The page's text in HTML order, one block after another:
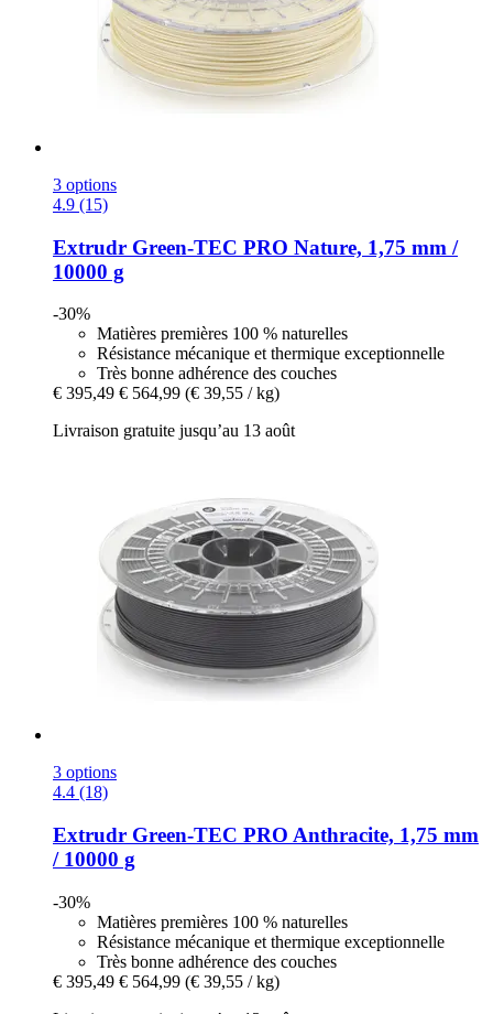
3 options
4.9 (15)
Extrudr Green-​TEC PRO Nature, 1,75 mm /
10000 g
-30%
Matières premières 100 % naturelles
Résistance mécanique et thermique exceptionnelle
Très bonne adhérence des couches
€ 395,49 € 564,99 (€ 39,55 / kg)
Livraison gratuite jusqu’au 13 août
3 options
4.4 (18)
Extrudr Green-​TEC PRO Anthracite, 1,75 mm
/ 10000 g
-30%
Matières premières 100 % naturelles
Résistance mécanique et thermique exceptionnelle
Très bonne adhérence des couches
€ 395,49 € 564,99 (€ 39,55 / kg)